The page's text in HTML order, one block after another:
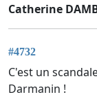
Catherine
#4732
C'est un
Darmanin !